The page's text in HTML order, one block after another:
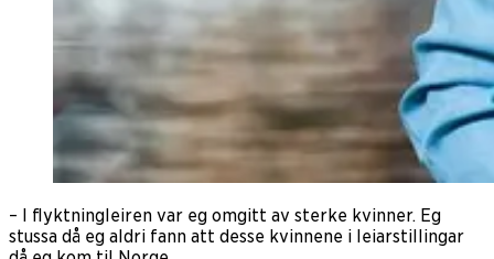
– I flyktningleiren var eg omgitt av sterke kvinner. Eg
stussa då eg aldri fann att desse kvinnene i leiarstillingar